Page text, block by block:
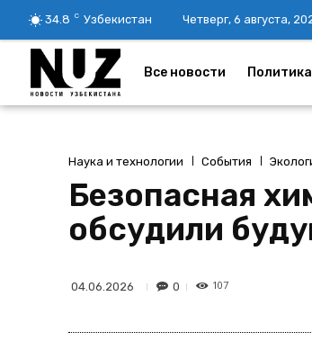
34.8 C Узбекистан Четверг, 6 августа,
Все новости Политика
Наука и технологии События
Безопасная
обсудили
04.06.2026 0 107